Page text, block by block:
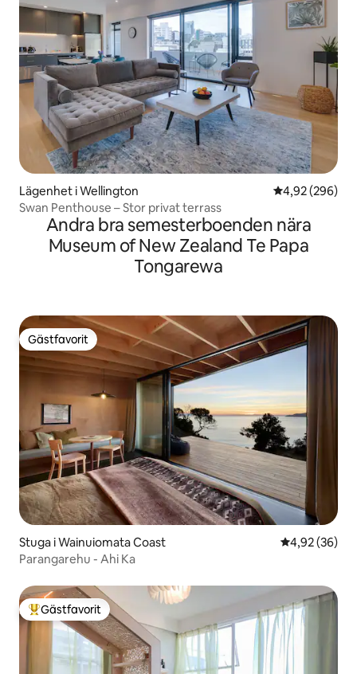
Lägenhet i Wellington 4,92 av 5 i
4,92 (296)
Swan Penthouse – Stor privat terrass
Andra bra semesterboenden nära
Museum of New Zealand Te Papa
Tongarewa
Gästfavorit
Gästfavorit
Stuga i Wainuiomata Coast 4,92 av 5 i
4,92 (36)
Parangarehu - Ahi Ka
Populär gästfavorit
Gästfavorit